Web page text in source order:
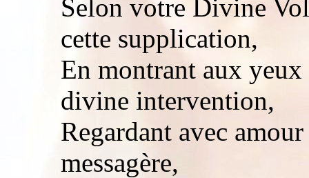
Selon votre Divine
cette supplication,
En montrant aux
divine intervention,
Regardant avec
messagère,